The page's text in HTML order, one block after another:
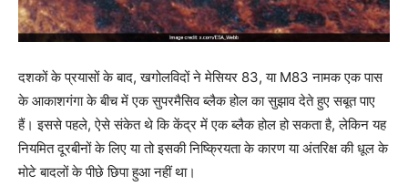
दशकों के प्रयासों के बाद, खगोलविदों ने मेसियर 83, या M83 नामक एक पास
के आकाशगंगा के बीच में एक सुपरमैसिव ब्लैक होल का सुझाव देते हुए सबूत पाए
हैं। इससे पहले, ऐसे संकेत थे कि केंद्र में एक ब्लैक होल हो सकता है, लेकिन यह
नियमित दूरबीनों के लिए या तो इसकी निष्क्रियता के कारण या अंतरिक्ष की धूल के
मोटे बादलों के पीछे छिपा हुआ नहीं था।